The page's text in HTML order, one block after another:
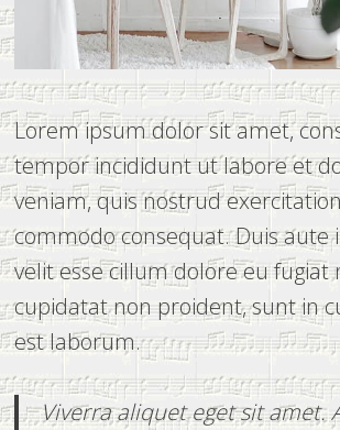
Lorem ipsum dolor sit amet,
tempor incididunt ut labore et
veniam, quis nostrud
commodo consequat. Duis
velit esse cillum dolore eu
cupidatat non proident, sunt in
est laborum.
Viverra aliquet eget sit